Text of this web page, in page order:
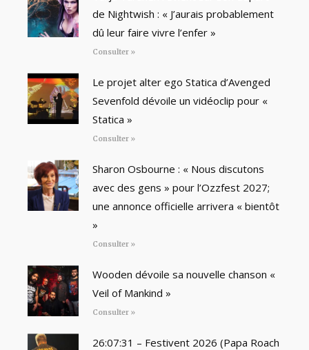
de Nightwish : « J’aurais probablement
dû leur faire vivre l’enfer »
Consulter »
Le projet alter ego Statica d’Avenged
Sevenfold dévoile un vidéoclip pour «
Statica »
Consulter »
Sharon Osbourne : « Nous discutons
avec des gens » pour l’Ozzfest 2027;
une annonce officielle arrivera « bientôt
»
Consulter »
Wooden dévoile sa nouvelle chanson «
Veil of Mankind »
Consulter »
26:07:31 – Festivent 2026 (Papa Roach